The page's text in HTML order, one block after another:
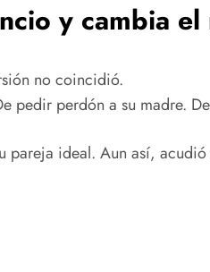
y cambia el
no coincidió.
pedir perdón a su madre.
ideal. Aun así,